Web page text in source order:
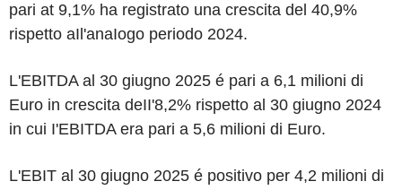
pari at 9,1% ha registrato una crescita del 40,9%
rispetto aIl'anaIogo periodo 2024.
L'EBITDA al 30 giugno 2025 é pari a 6,1 milioni di
Euro in crescita deII'8,2% rispetto al 30 giugno 2024
in cui I'EBITDA era pari a 5,6 milioni di Euro.
L'EBIT al 30 giugno 2025 é positivo per 4,2 milioni di